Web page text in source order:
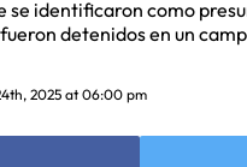
se identificaron como
detenidos en un
2025 at 06:00 pm